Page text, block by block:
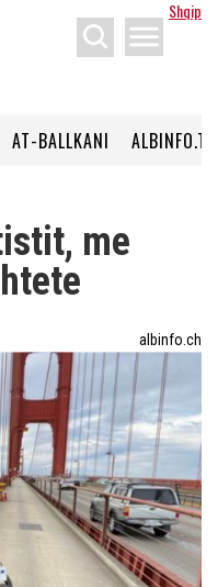
Shqip
menu
AT-BALLKANI ALBINFO.TV
me
albinfo.ch